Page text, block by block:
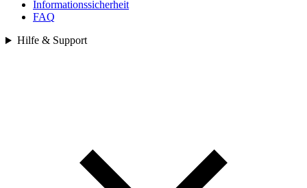
Informationssicherheit
FAQ
Hilfe & Support